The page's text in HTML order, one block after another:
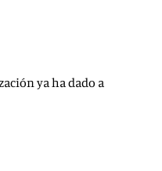
ya ha dado a